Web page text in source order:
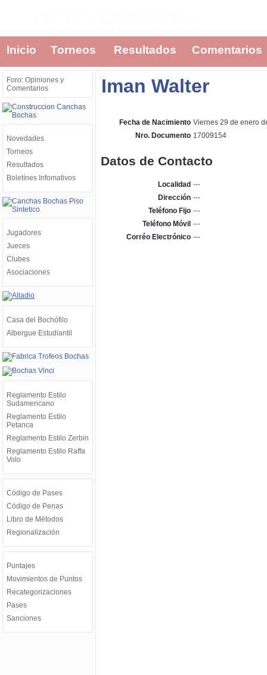
Inicio Torneos Resultados Comentarios
Foro: Opiniones y
Comentarios
Novedades
Torneos
Resultados
Boletínes Infomativos
Jugadores
Jueces
Clubes
Asociaciones
Casa del Bochófilo
Albergue Estudiantil
Reglamento Estilo
Sudamericano
Reglamento Estilo
Petanca
Reglamento Estilo Zerbin
Reglamento Estilo Raffa
Volo
Código de Pases
Código de Penas
Libro de Métodos
Regionalización
Puntajes
Movimientos de Puntos
Recategorizaciones
Pases
Sanciones
Iman Walter
Fecha de Nacimiento Viernes 29 de enero
Nro. Documento 17009154
Datos de Contacto
Localidad ---
Dirección ---
Teléfono Fijo ---
Teléfono Móvil ---
Corréo Electrónico ---